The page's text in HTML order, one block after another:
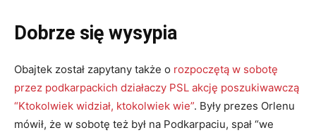
Dobrze się wysypia
Obajtek został zapytany także o rozpoczętą w sobotę
przez podkarpackich działaczy PSL akcję poszukiwawczą
“Ktokolwiek widział, ktokolwiek wie”. Były prezes Orlenu
mówił, że w sobotę też był na Podkarpaciu, spał “we